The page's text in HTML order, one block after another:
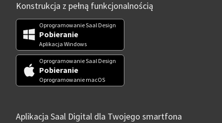
Konstrukcja z pełną funkcjonalnością
Oprogramowanie Saal Design
Pobieranie
Aplikacja Windows
Oprogramowanie Saal Design
Pobieranie
Oprogramowanie macOS
Aplikacja Saal Digital dla Twojego smartfona